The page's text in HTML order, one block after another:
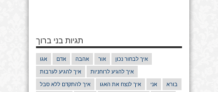
תגיות בני ברוך
אגו אדם אהבה אור איך לבחור נכון
איך להגיע לערבות איך להגיע לרוחניות
איך להתקדם ללא סבל איך לנצח את האגו אני בורא